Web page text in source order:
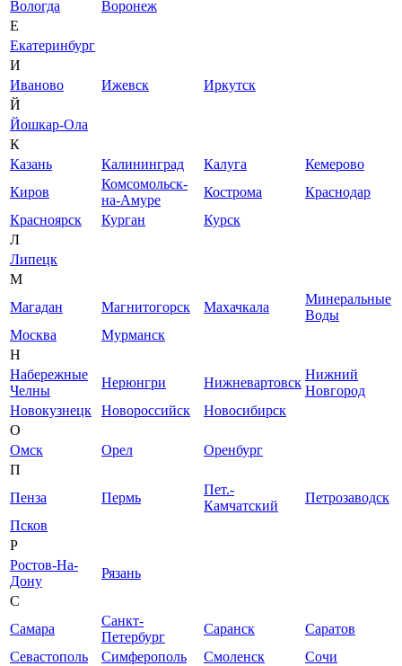
Вологда
Воронеж
Е
Екатеринбург
И
Иваново
Ижевск
Иркутск
Й
Йошкар-Ола
К
Казань
Калининград Калуга
Кемерово
Киров
Комсомольск-
на-Амуре
Кострома
Краснодар
Красноярск
Курган
Курск
Л
Липецк
М
Магадан
Магнитогорск Махачкала
Минеральные
Воды
Москва
Мурманск
Н
Набережные
Челны
Нерюнгри Нижневартовск
Нижний
Новгород
Новокузнецк
Новороссийск
Новосибирск
О
Омск
Орел
Оренбург
П
Пенза
Пермь
Пет.-
Камчатский
Петрозаводск
Псков
Р
Ростов-На-
Дону
Рязань
С
Самара
Санкт-
Петербург
Саранск
Саратов
Севастополь
Симферополь Смоленск
Сочи